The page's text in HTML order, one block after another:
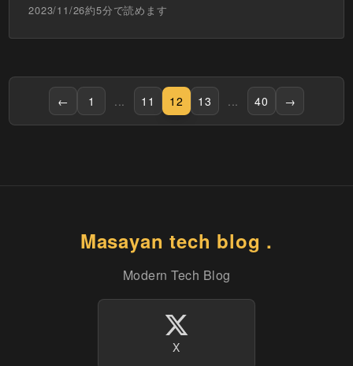
2023/11/26約5分で読めます
← 1 ... 11 12 13 ... 40 →
Masayan tech blog .
Modern Tech Blog
X